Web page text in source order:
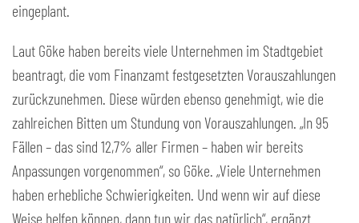
eingeplant.
Laut Göke haben bereits viele Unternehmen im Stadtgebiet
beantragt, die vom Finanzamt festgesetzten Vorauszahlungen
zurückzunehmen. Diese würden ebenso genehmigt, wie die
zahlreichen Bitten um Stundung von Vorauszahlungen. „In 95
Fällen – das sind 12,7% aller Firmen – haben wir bereits
Anpassungen vorgenommen“, so Göke. „Viele Unternehmen
haben erhebliche Schwierigkeiten. Und wenn wir auf diese
Weise helfen können, dann tun wir das natürlich“, ergänzt